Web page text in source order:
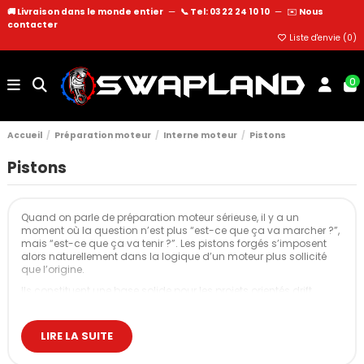
🚚 Livraison dans le monde entier — 📞 Tel: 03 22 24 10 10 — ✉️ Nous
contacter
Liste d'envie (0)
0
Accueil Préparation moteur Interne moteur Pistons
Pistons
Quand on parle de préparation moteur sérieuse, il y a un
moment où la question n’est plus “est-ce que ça va marcher ?”,
mais “est-ce que ça va tenir ?”. Les pistons forgés s’imposent
alors naturellement dans la logique d’un moteur plus sollicité
que l’origine.
encaisse confortablement.
Les avantages principaux tiennent en trois axes simples : fiabilité,
LIRE LA SUITE